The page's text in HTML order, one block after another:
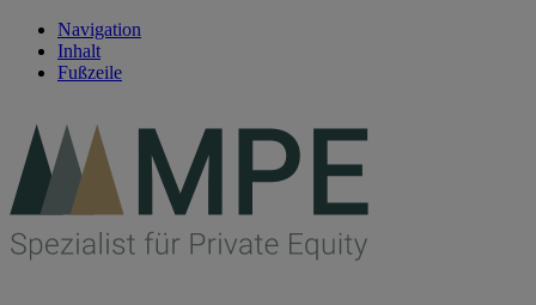
Navigation
Inhalt
Fußzeile